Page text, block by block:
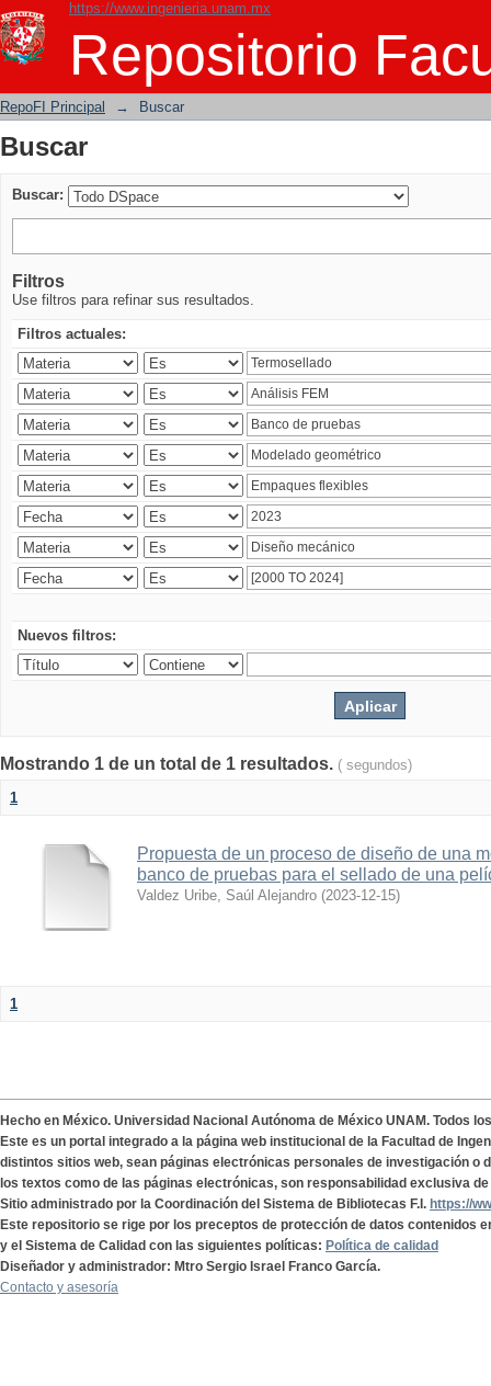
https://www.ingenieria.unam.mx
Repositorio
Buscar
RepoFI Principal → Buscar
Buscar
Buscar:
Filtros
Use filtros para refinar sus resultados.
Filtros actuales:
Nuevos filtros:
Mostrando 1 de un total de 1 resultados. ( segundos)
1
Propuesta de un proceso de diseño de una
banco de pruebas para el sellado de una
Valdez Uribe, Saúl Alejandro (2023-12-15)
1
Hecho en México. Universidad Nacional Autónoma de México UNAM. Todos
Este es un portal integrado a la página web institucional de la Facultad de
distintos sitios web, sean páginas electrónicas personales de investigación o
los textos como de las páginas electrónicas, son responsabilidad exclusiva
Sitio administrado por la Coordinación del Sistema de Bibliotecas F.I. https://
Este repositorio se rige por los preceptos de protección de datos contenidos
y el Sistema de Calidad con las siguientes políticas: Política de calidad
Diseñador y administrador: Mtro Sergio Israel Franco García.
Contacto y asesoría